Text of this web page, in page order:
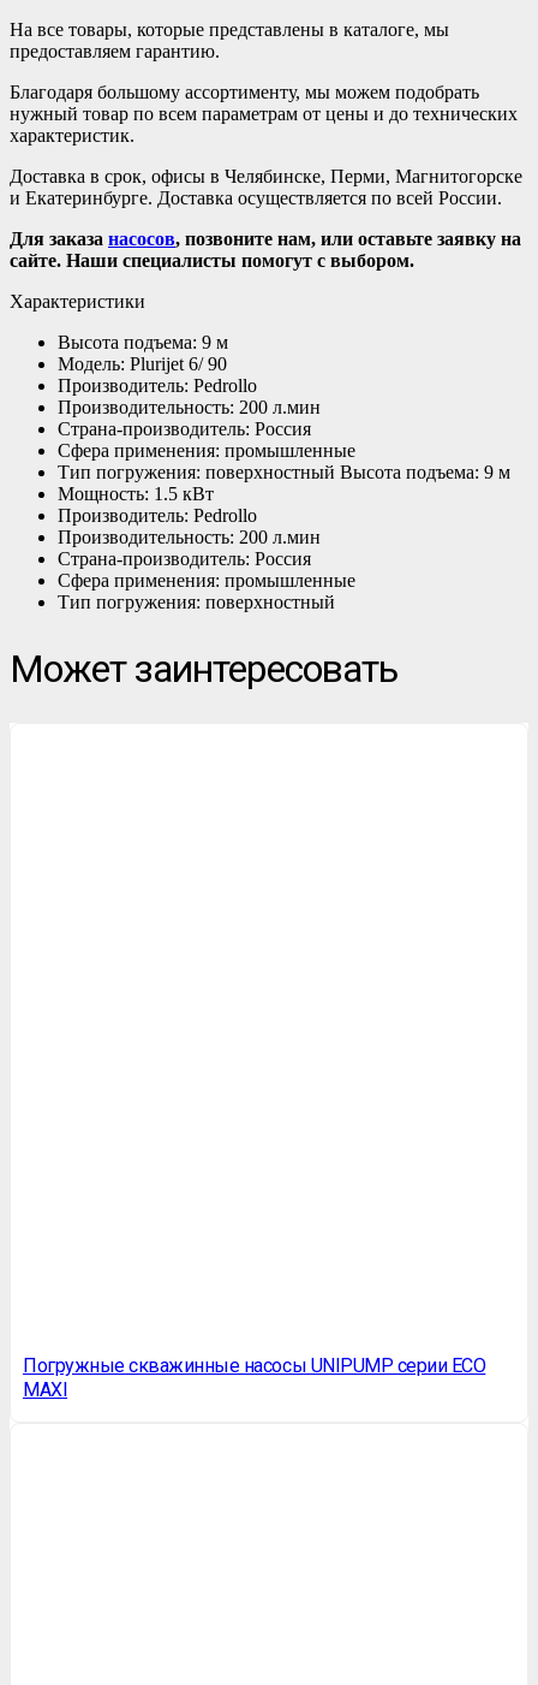
На все товары, которые представлены в каталоге, мы
предоставляем гарантию.
Благодаря большому ассортименту, мы можем подобрать
нужный товар по всем параметрам от цены и до технических
характеристик.
Доставка в срок, офисы в Челябинске, Перми, Магнитогорске
и Екатеринбурге. Доставка осуществляется по всей России.
Для заказа насосов, позвоните нам, или оставьте заявку на
сайте. Наши специалисты помогут с выбором.
Характеристики
Высота подъема: 9 м
Модель: Plurijet 6/ 90
Производитель: Pedrollo
Производительность: 200 л.мин
Страна-производитель: Россия
Сфера применения: промышленные
Тип погружения: поверхностный Высота подъема: 9 м
Мощность: 1.5 кВт
Производитель: Pedrollo
Производительность: 200 л.мин
Страна-производитель: Россия
Сфера применения: промышленные
Тип погружения: поверхностный
Может заинтересовать
Погружные скважинные насосы UNIPUMP серии ЕСО
MAXI